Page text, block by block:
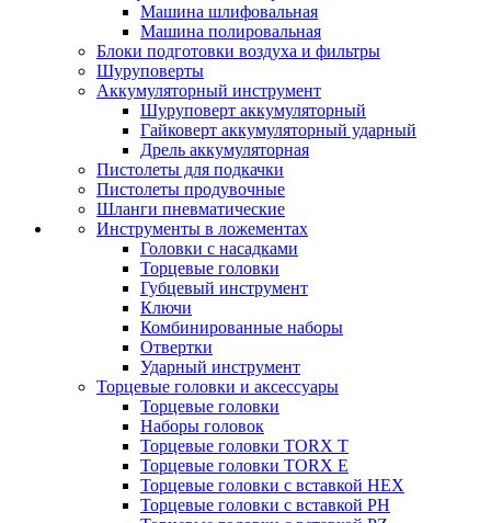
Машина шлифовальная
Машина полировальная
Блоки подготовки воздуха и фильтры
Шуруповерты
Аккумуляторный инструмент
Шуруповерт аккумуляторный
Гайковерт аккумуляторный ударный
Дрель аккумуляторная
Пистолеты для подкачки
Пистолеты продувочные
Шланги пневматические
Инструменты в ложементах
Головки с насадками
Торцевые головки
Губцевый инструмент
Ключи
Комбинированные наборы
Отвертки
Ударный инструмент
Торцевые головки и аксессуары
Торцевые головки
Наборы головок
Торцевые головки TORX T
Торцевые головки TORX Е
Торцевые головки с вставкой HEX
Торцевые головки с вставкой PH